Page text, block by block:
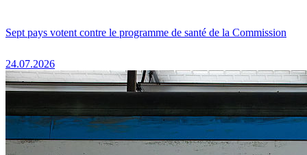
Sept pays votent contre le programme de santé de la Commission
24.07.2026